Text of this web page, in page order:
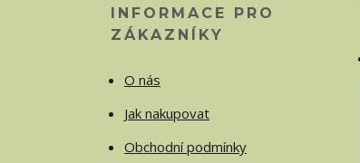
INFORMACE PRO
ZÁKAZNÍKY
O nás
Jak nakupovat
Obchodní podmínky